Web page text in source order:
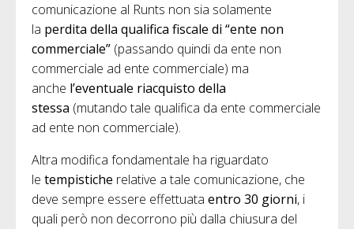
comunicazione al Runts non sia solamente
la perdita della qualifica fiscale di “ente non
commerciale” (passando quindi da ente non
commerciale ad ente commerciale) ma
anche l’eventuale riacquisto della
stessa (mutando tale qualifica da ente commerciale
ad ente non commerciale).
Altra modifica fondamentale ha riguardato
le tempistiche relative a tale comunicazione, che
deve sempre essere effettuata entro 30 giorni, i
quali però non decorrono più dalla chiusura del